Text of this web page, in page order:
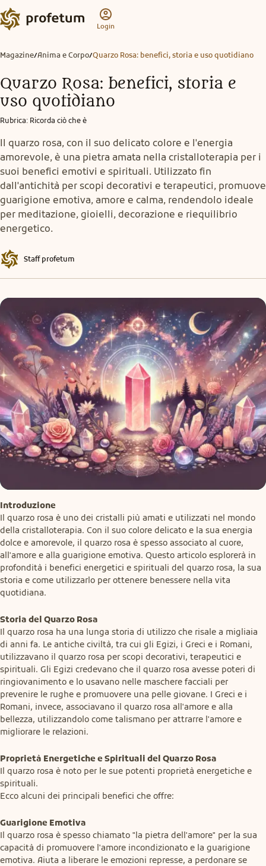
Login
Magazine/Anima e Corpo/Quarzo Rosa: benefici, storia e uso quotidiano
Quarzo Rosa: benefici, storia e
uso quotidiano
Rubrica: Ricorda ciò che è
Il quarzo rosa, con il suo delicato colore e l'energia
amorevole, è una pietra amata nella cristalloterapia per i
suoi benefici emotivi e spirituali. Utilizzato fin
dall'antichità per scopi decorativi e terapeutici, promuove
guarigione emotiva, amore e calma, rendendolo ideale
per meditazione, gioielli, decorazione e riequilibrio
energetico.
Staff profetum
Introduzione
Il quarzo rosa è uno dei cristalli più amati e utilizzati nel mondo
della cristalloterapia. Con il suo colore delicato e la sua energia
dolce e amorevole, il quarzo rosa è spesso associato al cuore,
all'amore e alla guarigione emotiva. Questo articolo esplorerà in
profondità i benefici energetici e spirituali del quarzo rosa, la sua
storia e come utilizzarlo per ottenere benessere nella vita
quotidiana.
Storia del Quarzo Rosa
Il quarzo rosa ha una lunga storia di utilizzo che risale a migliaia
di anni fa. Le antiche civiltà, tra cui gli Egizi, i Greci e i Romani,
utilizzavano il quarzo rosa per scopi decorativi, terapeutici e
spirituali. Gli Egizi credevano che il quarzo rosa avesse poteri di
ringiovanimento e lo usavano nelle maschere facciali per
prevenire le rughe e promuovere una pelle giovane. I Greci e i
Romani, invece, associavano il quarzo rosa all'amore e alla
bellezza, utilizzandolo come talismano per attrarre l'amore e
migliorare le relazioni.
Proprietà Energetiche e Spirituali del Quarzo Rosa
Il quarzo rosa è noto per le sue potenti proprietà energetiche e
spirituali.
Ecco alcuni dei principali benefici che offre:
Guarigione Emotiva
Il quarzo rosa è spesso chiamato "la pietra dell'amore" per la sua
capacità di promuovere l'amore incondizionato e la guarigione
emotiva. Aiuta a liberare le emozioni represse, a perdonare se